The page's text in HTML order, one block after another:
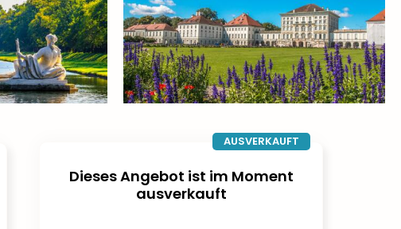
AUSVERKAUFT
Dieses Angebot ist im Moment
ausverkauft